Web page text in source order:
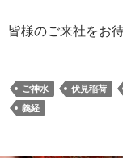
皆様のご来社をお
ご神水 伏見稲荷
義経